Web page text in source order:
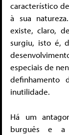
característico
à sua
existe, claro,
surgiu, isto é,
especiais de
inutilidade.
Há um
burguês e a